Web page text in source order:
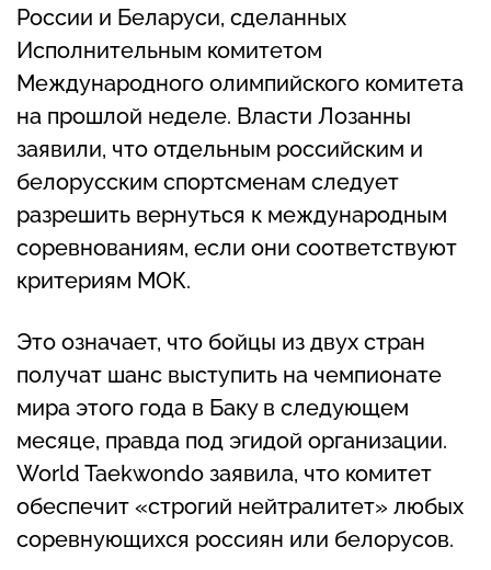
России и Беларуси, сделанных
Исполнительным комитетом
Международного олимпийского комитета
на прошлой неделе. Власти Лозанны
заявили, что отдельным российским и
белорусским спортсменам следует
разрешить вернуться к международным
соревнованиям, если они соответствуют
критериям МОК.
Это означает, что бойцы из двух стран
получат шанс выступить на чемпионате
мира этого года в Баку в следующем
месяце, правда под эгидой организации.
World Taekwondo заявила, что комитет
обеспечит «строгий нейтралитет» любых
соревнующихся россиян или белорусов.